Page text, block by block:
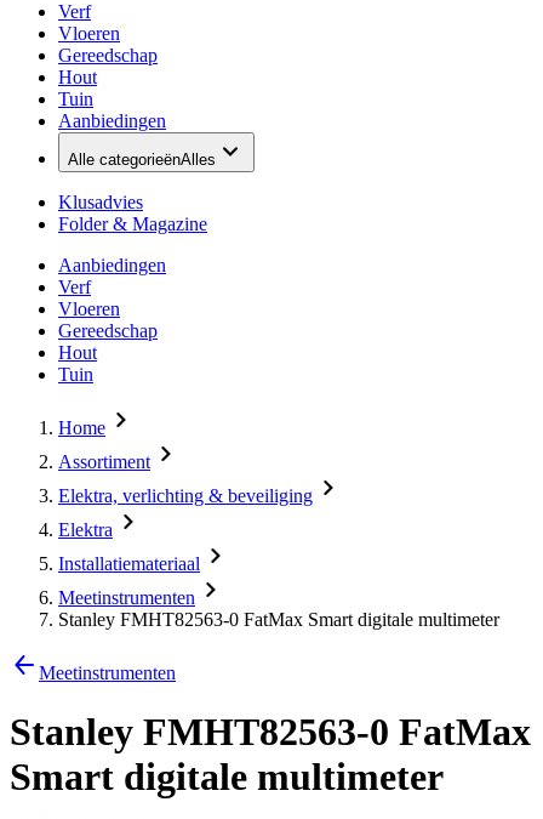
Verf
Vloeren
Gereedschap
Hout
Tuin
Aanbiedingen
Alle categorieënAlles
Klusadvies
Folder & Magazine
Aanbiedingen
Verf
Vloeren
Gereedschap
Hout
Tuin
Home
Assortiment
Elektra, verlichting & beveiliging
Elektra
Installatiemateriaal
Meetinstrumenten
Stanley FMHT82563-0 FatMax Smart digitale multimeter
Meetinstrumenten
Stanley FMHT82563-0 FatMax
Smart digitale multimeter